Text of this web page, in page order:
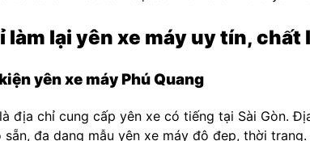
làm lại yên xe máy uy tín, chất
yên xe máy Phú Quang
địa chỉ cung cấp yên xe có tiếng tại Sài Gòn.
đa dạng mẫu yên xe máy độ đẹp, thời trang.